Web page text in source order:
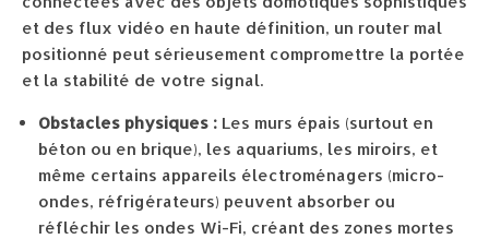
et des flux vidéo en haute définition, un router mal
positionné peut sérieusement compromettre la portée
et la stabilité de votre signal.
Obstacles physiques : Les murs épais (surtout en
béton ou en brique), les aquariums, les miroirs, et
même certains appareils électroménagers (micro-
ondes, réfrigérateurs) peuvent absorber ou
réfléchir les ondes Wi-Fi, créant des zones mortes